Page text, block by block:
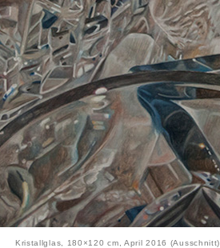
Kristallglas, 180×120 cm, April 2016 (Ausschnitt)